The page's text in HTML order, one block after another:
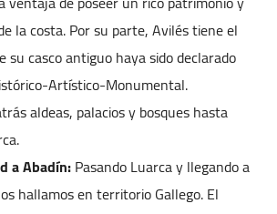
la costa. Por su parte, Avilés tiene el
su casco antiguo haya sido declarado
Artístico-Monumental.
aldeas, palacios y bosques hasta
a Abadín:Pasando Luarca y llegando a
hallamos en territorio Gallego. El